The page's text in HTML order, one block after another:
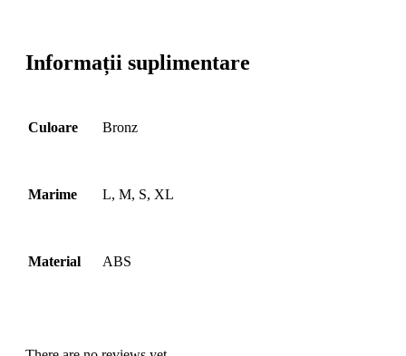
Informații suplimentare
Culoare Bronz
Marime L, M, S, XL
Material ABS